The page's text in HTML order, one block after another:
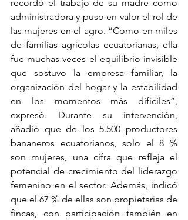
recordó el trabajo de su madre como
administradora y puso en valor el rol de
las mujeres en el agro. “Como en miles
de familias agrícolas ecuatorianas, ella
fue muchas veces el equilibrio invisible
que sostuvo la empresa familiar, la
organización del hogar y la estabilidad
en los momentos más difíciles”,
expresó. Durante su intervención,
añadió que de los 5.500 productores
bananeros ecuatorianos, solo el 8 %
son mujeres, una cifra que refleja el
potencial de crecimiento del liderazgo
femenino en el sector. Además, indicó
que el 67 % de ellas son propietarias de
fincas, con participación también en